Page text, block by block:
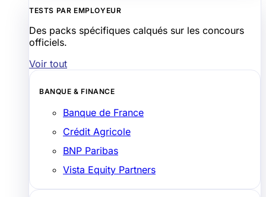
TESTS PAR EMPLOYEUR
Des packs spécifiques calqués sur les concours
officiels.
Voir tout
BANQUE & FINANCE
Banque de France
Crédit Agricole
BNP Paribas
Vista Equity Partners